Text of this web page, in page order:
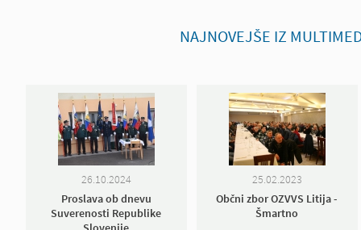
NAJNOVEJŠE IZ
26.10.2024
Proslava ob dnevu
Suverenosti Republike
25.02.2023
Občni zbor OZVVS Litija -
Šmartno